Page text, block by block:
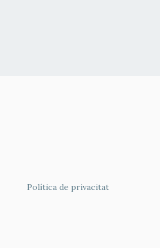
FOOTER
Política de privacitat